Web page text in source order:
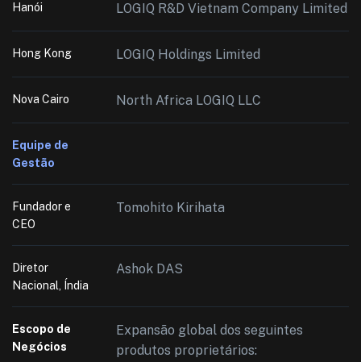
Hanói LOGIQ R&D Vietnam Company Limited
Hong Kong LOGIQ Holdings Limited
Nova Cairo North Africa LOGIQ LLC
Equipe de
Gestão
Fundador e
CEO
Tomohito Kirihata
Diretor
Nacional, Índia
Ashok DAS
Escopo de
Negócios
Expansão global dos seguintes
produtos proprietários: